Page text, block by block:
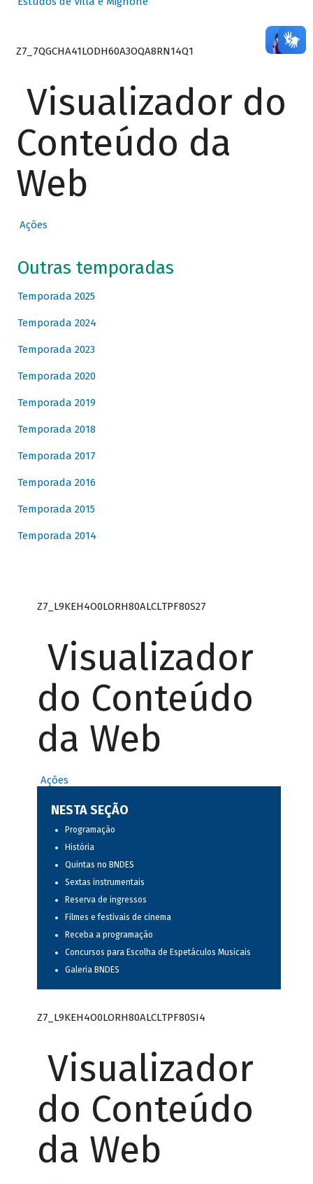
Z7_7QGCHA41LODH60A3OQA8RN14Q1
Visualizador do
Conteúdo da
Web
Ações
Outras temporadas
Temporada 2025
Temporada 2024
Temporada 2023
Temporada 2020
Temporada 2019
Temporada 2018
Temporada 2017
Temporada 2016
Temporada 2015
Temporada 2014
Z7_L9KEH4O0LORH80ALCLTPF80S27
Visualizador
do Conteúdo
da Web
Ações
NESTA SEÇÃO
Programação
História
Quintas no BNDES
Sextas instrumentais
Reserva de ingressos
Filmes e festivais de cinema
Receba a programação
Concursos para Escolha de Espetáculos Musicais
Galeria BNDES
Z7_L9KEH4O0LORH80ALCLTPF80SI4
Visualizador
do Conteúdo
da Web